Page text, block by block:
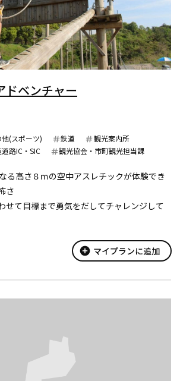
ドベンチャー
他(スポーツ) 鉄道
観光案内所
路IC・SIC
観光協会・市町観光担当課
る高さ８ｍの空中アスレチックが体験でき
さ
せて目標まで勇気をだしてチャレンジして
イダーも魅力的で鳥になっ...
add_circle マイプランに追加